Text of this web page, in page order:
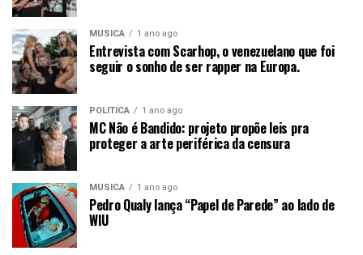
MÚSICA 1 ano ago
Entrevista com Scarhop, o venezuelano que foi
seguir o sonho de ser rapper na Europa.
POLÍTICA 1 ano ago
MC Não é Bandido: projeto propõe leis pra
proteger a arte periférica da censura
MÚSICA 1 ano ago
Pedro Qualy lança “Papel de Parede” ao lado de
WIU